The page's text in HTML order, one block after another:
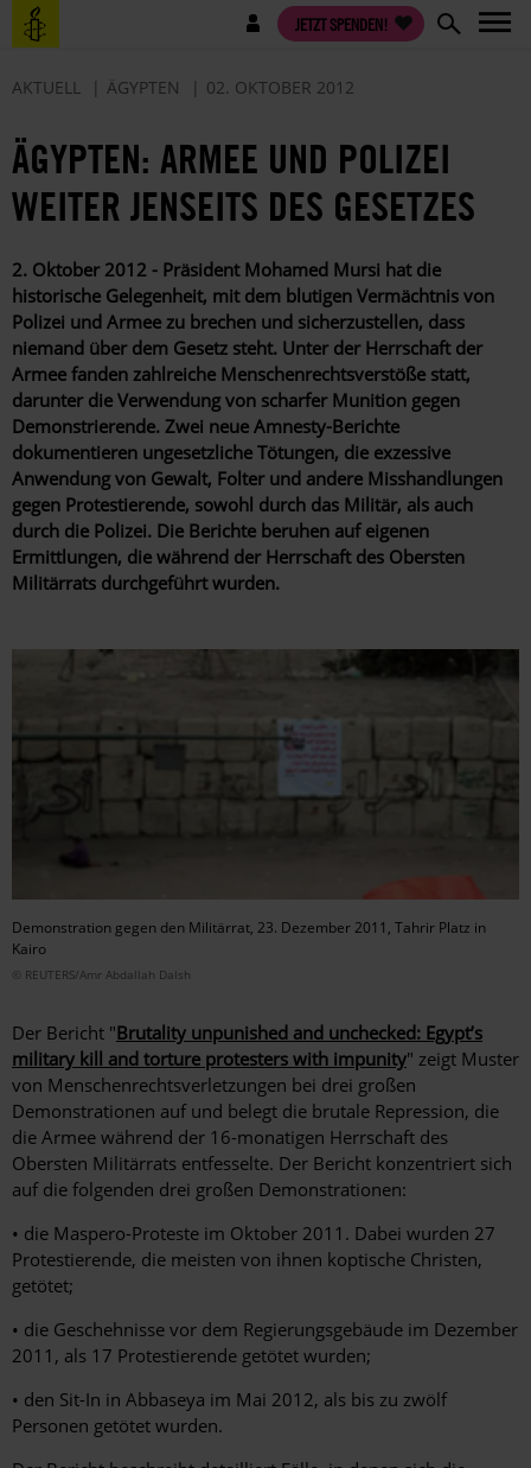
Direkt
zum
Benutzermenü JETZT SPENDEN!
AKTUELL ÄGYPTEN 02. OKTOBER 2012
ÄGYPTEN: ARMEE UND POLIZEI
WEITER JENSEITS DES GESETZES
2. Oktober 2012 - Präsident Mohamed Mursi hat die
historische Gelegenheit, mit dem blutigen Vermächtnis von
Polizei und Armee zu brechen und sicherzustellen, dass
niemand über dem Gesetz steht. Unter der Herrschaft der
Armee fanden zahlreiche Menschenrechtsverstöße statt,
darunter die Verwendung von scharfer Munition gegen
Demonstrierende. Zwei neue Amnesty-Berichte
dokumentieren ungesetzliche Tötungen, die exzessive
Anwendung von Gewalt, Folter und andere Misshandlungen
gegen Protestierende, sowohl durch das Militär, als auch
durch die Polizei. Die Berichte beruhen auf eigenen
Ermittlungen, die während der Herrschaft des Obersten
Militärrats durchgeführt wurden.
Demonstration gegen den Militärrat, 23. Dezember 2011, Tahrir Platz in
Kairo
© REUTERS/Amr Abdallah Dalsh
Der Bericht "Brutality unpunished and unchecked: Egypt’s
military kill and torture protesters with impunity" zeigt Muster
von Menschenrechtsverletzungen bei drei großen
Demonstrationen auf und belegt die brutale Repression, die
die Armee während der 16-monatigen Herrschaft des
Obersten Militärrats entfesselte. Der Bericht konzentriert sich
auf die folgenden drei großen Demonstrationen:
• die Maspero-Proteste im Oktober 2011. Dabei wurden 27
Protestierende, die meisten von ihnen koptische Christen,
getötet;
• die Geschehnisse vor dem Regierungsgebäude im Dezember
2011, als 17 Protestierende getötet wurden;
• den Sit-In in Abbaseya im Mai 2012, als bis zu zwölf
Personen getötet wurden.